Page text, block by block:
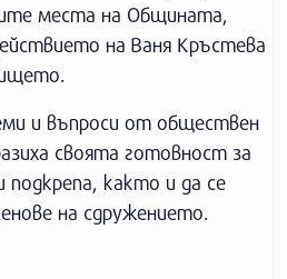
места на Общината,
на Ваня Кръстева
и въпроси от обществен
своята готовност за
както и да се
на сдружението.